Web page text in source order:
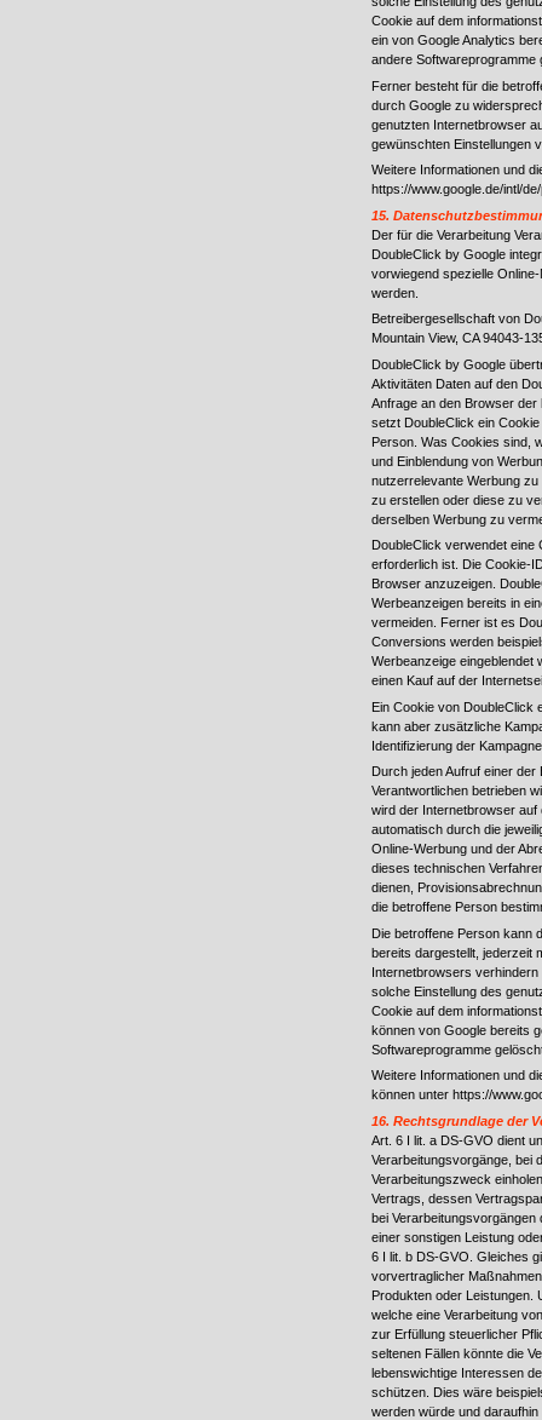
Cookie auf dem
ein von Google Analytics
andere Softwareprogramme
Ferner besteht für die
durch Google zu
genutzten Internetbrowser
gewünschten Einstellungen
Weitere Informationen und
https://www.google.de/intl/
15.
Der für die Verarbeitung
DoubleClick by Google
vorwiegend spezielle
werden.
Betreibergesellschaft von
Mountain View, CA 94043-
DoubleClick by Google
Aktivitäten Daten auf den
Anfrage an den Browser
setzt DoubleClick ein
Person. Was Cookies sind,
und Einblendung von
nutzerrelevante Werbung
zu erstellen oder diese zu
derselben Werbung zu
DoubleClick verwendet eine
erforderlich ist. Die Cookie-
Browser anzuzeigen.
Werbeanzeigen bereits in
vermeiden. Ferner ist es
Conversions werden
Werbeanzeige eingeblendet
einen Kauf auf der
Ein Cookie von DoubleClick
kann aber zusätzliche
Identifizierung der
Durch jeden Aufruf einer
Verantwortlichen betrieben
wird der Internetbrowser
automatisch durch die
Online-Werbung und der
dieses technischen
dienen,
die betroffene Person
Die betroffene Person kann
bereits dargestellt, jederzeit
Internetbrowsers
solche Einstellung des
Cookie auf dem
können von Google bereits
Softwareprogramme
Weitere Informationen und
können unter https://
16. Rechtsgrundlage der
Art. 6 I lit. a DS-GVO dient
Verarbeitungsvorgänge, bei
Verarbeitungszweck
Vertrags, dessen
bei Verarbeitungsvorgängen
einer sonstigen Leistung
6 I lit. b DS-GVO. Gleiches
vorvertraglicher
Produkten oder Leistungen.
welche eine Verarbeitung
zur Erfüllung steuerlicher
seltenen Fällen könnte die
lebenswichtige Interessen
schützen. Dies wäre
werden würde und